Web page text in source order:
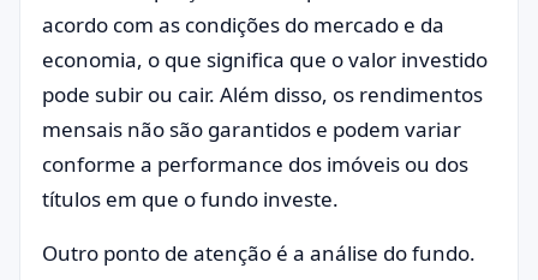
acordo com as condições do mercado e da
economia, o que significa que o valor investido
pode subir ou cair. Além disso, os rendimentos
mensais não são garantidos e podem variar
conforme a performance dos imóveis ou dos
títulos em que o fundo investe.
Outro ponto de atenção é a análise do fundo.